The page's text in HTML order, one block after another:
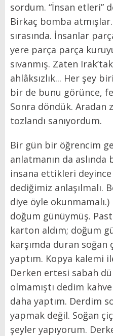
sordum. “İnsan etleri”
Birkaç bomba
sırasında. İnsanlar
yere parça parça
sıvanmış. Zaten
ahlâksızlık... Her şey
bir de bunu görünce,
Sonra döndük. Aradan
tozlandı sanıyordum.
Bir gün bir öğrencim
anlatmanın da aslında
insana ettikleri
dediğimiz anlaşılmalı.
diye öyle
doğum günüymüş.
karton aldım; doğum
karşımda duran
yaptım. Kopya kalemi
Derken ertesi sabah
olmamıştı dedim
daha yaptım. Derdim
yapmak değil. Soğan
şeyler yapıyorum.